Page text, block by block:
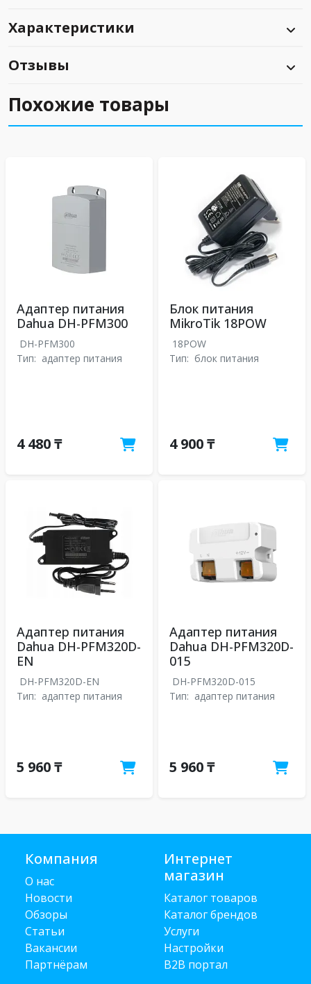
Характеристики
Отзывы
Похожие товары
Адаптер питания
Dahua DH-PFM300
DH-PFM300
Тип: адаптер питания
4 480 ₸
Блок питания
MikroTik 18POW
18POW
Тип: блок питания
4 900 ₸
Адаптер питания
Dahua DH-PFM320D-
EN
DH-PFM320D-EN
Тип: адаптер питания
5 960 ₸
Адаптер питания
Dahua DH-PFM320D-
015
DH-PFM320D-015
Тип: адаптер питания
5 960 ₸
Компания
О нас
Новости
Обзоры
Статьи
Вакансии
Партнёрам
Интернет
магазин
Каталог товаров
Каталог брендов
Услуги
Настройки
B2B портал